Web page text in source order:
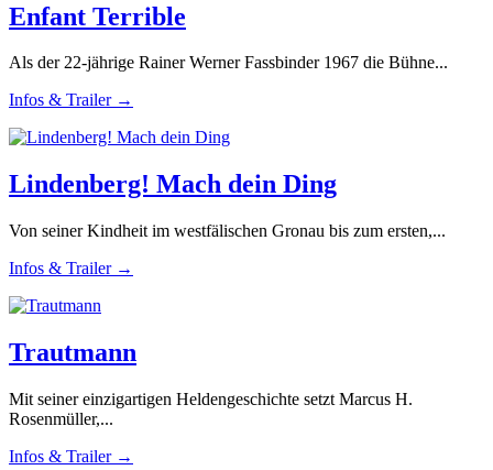
Enfant Terrible
Als der 22-jährige Rainer Werner Fassbinder 1967 die Bühne...
Infos & Trailer →
Lindenberg! Mach dein Ding
Von seiner Kindheit im westfälischen Gronau bis zum ersten,...
Infos & Trailer →
Trautmann
Mit seiner einzigartigen Heldengeschichte setzt Marcus H.
Rosenmüller,...
Infos & Trailer →